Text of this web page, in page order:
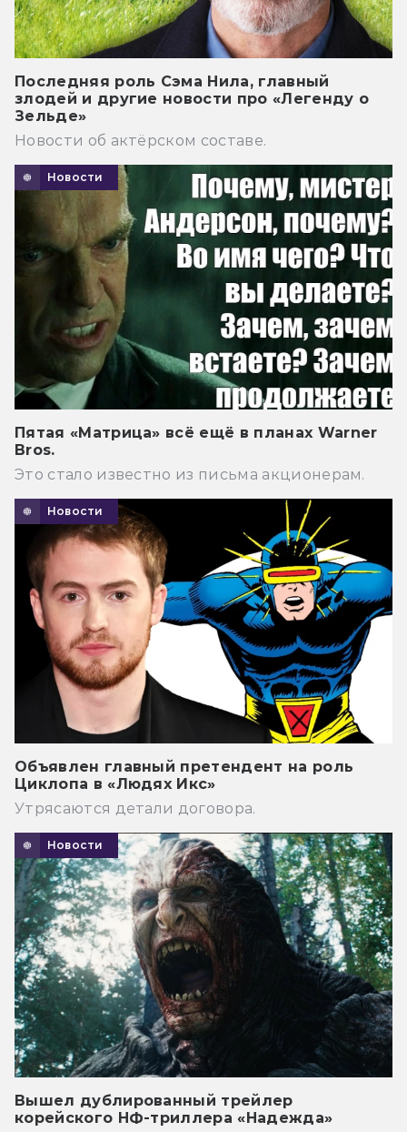
Последняя роль Сэма Нила, главный
злодей и другие новости про «Легенду о
Зельде»
Новости об актёрском составе.
Новости
Пятая «Матрица» всё ещё в планах Warner
Bros.
Это стало известно из письма акционерам.
Новости
Объявлен главный претендент на роль
Циклопа в «Людях Икс»
Утрясаются детали договора.
Новости
Вышел дублированный трейлер
корейского НФ-триллера «Надежда»